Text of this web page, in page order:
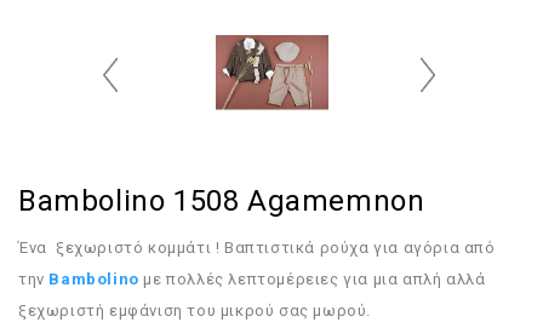
Bambolino 1508 Agamemnon
Ένα ξεχωριστό κομμάτι ! Βαπτιστικά ρούχα για αγόρια από
την Bambolino με πολλές λεπτομέρειες για μια απλή αλλά
ξεχωριστή εμφάνιση του μικρού σας μωρού.